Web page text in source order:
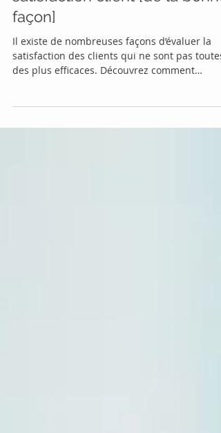
Comment mesurer la
satisfaction client [de la bonne
façon]
Il existe de nombreuses façons d’évaluer la
des plus efficaces. Découvrez comment